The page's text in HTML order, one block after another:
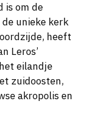
is om de
unieke kerk
heeft
Leros’
eilandje
zuidoosten,
akropolis en